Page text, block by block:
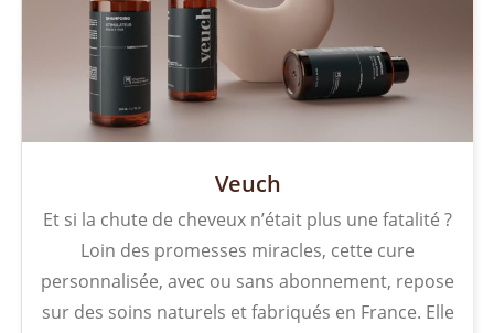
Veuch
Et si la chute de cheveux n’était plus une fatalité ?
Loin des promesses miracles, cette cure
personnalisée, avec ou sans abonnement, repose
sur des soins naturels et fabriqués en France. Elle